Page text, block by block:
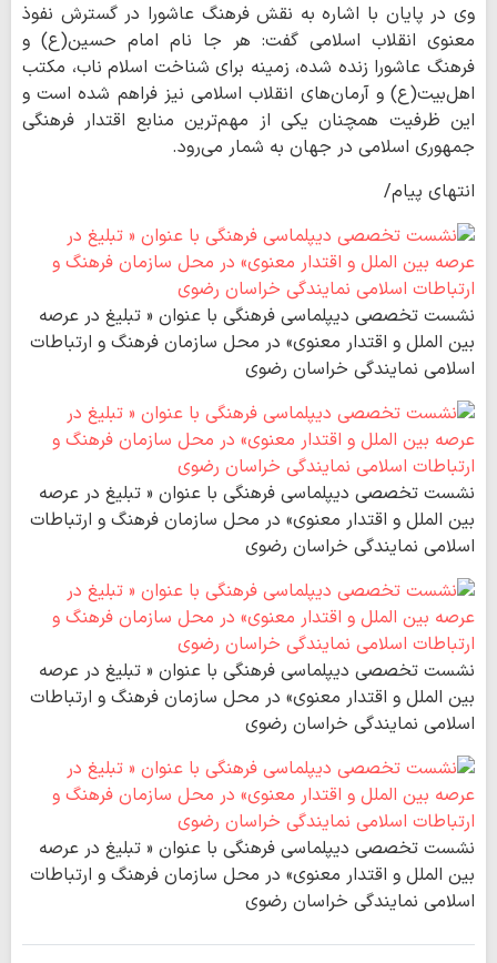
وی در پایان با اشاره به نقش فرهنگ عاشورا در گسترش نفوذ
معنوی انقلاب اسلامی گفت: هر جا نام امام حسین(ع) و
فرهنگ عاشورا زنده شده، زمینه برای شناخت اسلام ناب، مکتب
اهل‌بیت(ع) و آرمان‌های انقلاب اسلامی نیز فراهم شده است و
این ظرفیت همچنان یکی از مهم‌ترین منابع اقتدار فرهنگی
جمهوری اسلامی در جهان به شمار می‌رود.
انتهای پیام/
نشست تخصصی دیپلماسی فرهنگی با عنوان « تبلیغ در عرصه
بین الملل و اقتدار معنوی» در محل سازمان فرهنگ و ارتباطات
اسلامی نمایندگی خراسان رضوی
نشست تخصصی دیپلماسی فرهنگی با عنوان « تبلیغ در عرصه
بین الملل و اقتدار معنوی» در محل سازمان فرهنگ و ارتباطات
اسلامی نمایندگی خراسان رضوی
نشست تخصصی دیپلماسی فرهنگی با عنوان « تبلیغ در عرصه
بین الملل و اقتدار معنوی» در محل سازمان فرهنگ و ارتباطات
اسلامی نمایندگی خراسان رضوی
نشست تخصصی دیپلماسی فرهنگی با عنوان « تبلیغ در عرصه
بین الملل و اقتدار معنوی» در محل سازمان فرهنگ و ارتباطات
اسلامی نمایندگی خراسان رضوی